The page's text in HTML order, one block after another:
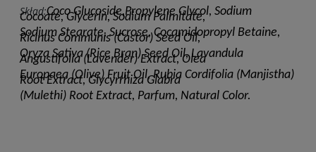
Skład:Coco Glucoside,Propylene Glycol, Sodium
Cocoate, Glycerin, Sodium Palmitate,
Sodium Stearate, Sucrose, Cocamidopropyl Betaine,
Ricinus Communis (Castor) Seed Oil,
Oryza Sativa (Rice Bran) Seed Oil, Lavandula
Angustifolia (Lavender) Extract, Olea
Europaea (Olive) Fruit Oil, Rubia Cordifolia (Manjistha)
Root Extract, Glycyrrhiza Glabra
(Mulethi) Root Extract, Parfum, Natural Color.